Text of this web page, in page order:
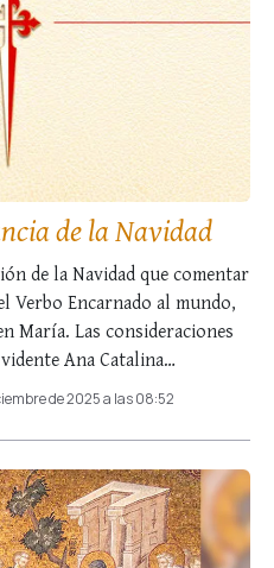
de la Navidad
de la Navidad que comentar
Verbo Encarnado al mundo,
María. Las consideraciones
Ana Catalina
de 2025 a las 08:52